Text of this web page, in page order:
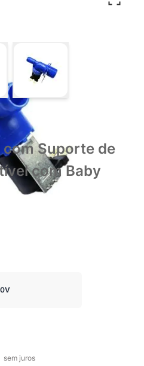
com Suporte de
com Baby
sem juros